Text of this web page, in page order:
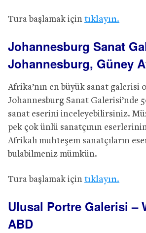
Tura başlamak için tıklayın.
Johannesburg Sanat
Johannesburg, Güney
Afrika’nın en büyük sanat galerisi
Johannesburg Sanat Galerisi’nde
sanat eserini inceleyebilirsiniz.
pek çok ünlü sanatçının
Afrikalı muhteşem sanatçıların
bulabilmeniz mümkün.
Tura başlamak için tıklayın.
Ulusal Portre Galerisi –
ABD